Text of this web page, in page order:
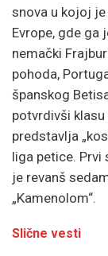
snova u kojoj
Evrope, gde ga
nemački
pohoda,
španskog
potvrdivši
predstavlja
liga petice. Prvi
je revanš
„Kamenolom“.
Slične vesti